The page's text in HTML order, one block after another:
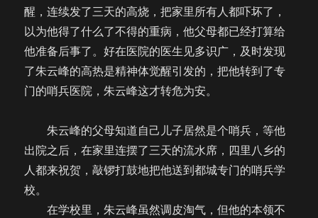
醒，连续发了三天的高烧，把家里所有人都吓坏了，
以为他得了什么了不得的重病，他父母都已经打算给
他准备后事了。好在医院的医生见多识广，及时发现
了朱云峰的高热是精神体觉醒引发的，把他转到了专
门的哨兵医院，朱云峰这才转危为安。
朱云峰的父母知道自己儿子居然是个哨兵，等他
出院之后，在家里连摆了三天的流水席，四里八乡的
人都来祝贺，敲锣打鼓地把他送到都城专门的哨兵学
校。
在学校里，朱云峰虽然调皮淘气，但他的本领不